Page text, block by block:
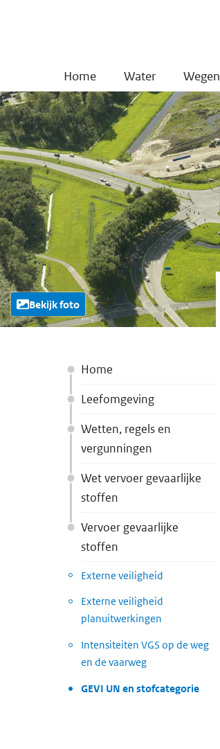
Home Water Wegen
Bekijk foto
Home
Leefomgeving
Wetten, regels en
vergunningen
Wet vervoer gevaarlijke
stoffen
Vervoer gevaarlijke
stoffen
Externe veiligheid
Externe veiligheid
planuitwerkingen
Intensiteiten VGS op de weg
en de vaarweg
GEVI UN en stofcategorie